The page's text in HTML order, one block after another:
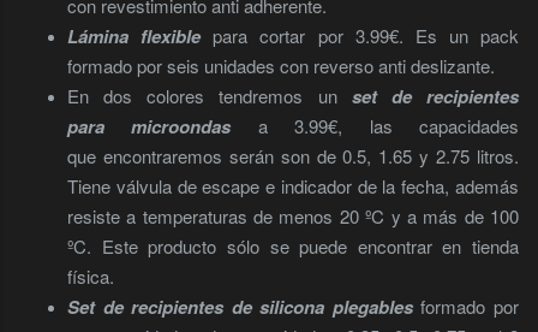
Lámina flexiblepara cortar por 3.99€. Es un pack
formado por seis unidades con reverso anti deslizante.
En dos colores tendremos un set de recipientes
para microondas a 3.99€, las capacidades
que encontraremos serán son de 0.5, 1.65 y 2.75 litros.
Tiene válvula de escape e indicador de la fecha, además
resiste a temperaturas de menos 20 ºC y a más de 100
ºC. Este producto sólo se puede encontrar en tienda
física.
Set de recipientes de silicona plegablesformado por